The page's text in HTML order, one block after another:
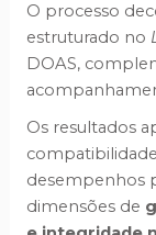
O processo
estruturado no
DOAS,
Os resultados
compatibilidade
desempenhos
dimensões de